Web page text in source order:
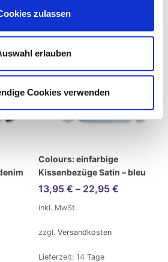
zulassen
erlauben
Cookies verwenden
Colours: einfarbige
Kissenbezüge Satin – bleu
13,95 € – 22,95 €
inkl. MwSt.
zzgl. Versandkosten
Lieferzeit: 14 Tage